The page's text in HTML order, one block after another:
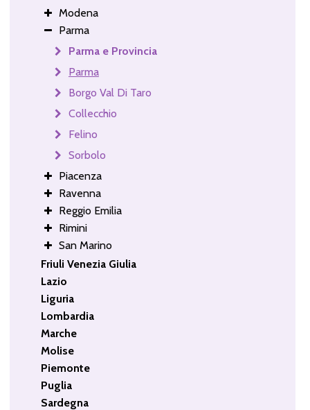
Modena
Parma
Parma e Provincia
Parma
Borgo Val Di Taro
Collecchio
Felino
Sorbolo
Piacenza
Ravenna
Reggio Emilia
Rimini
San Marino
Friuli Venezia Giulia
Lazio
Liguria
Lombardia
Marche
Molise
Piemonte
Puglia
Sardegna